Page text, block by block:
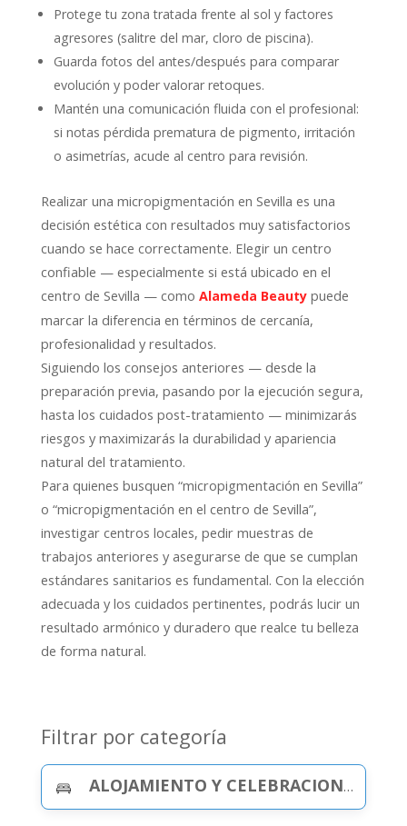
Protege tu zona tratada frente al sol y factores
agresores (salitre del mar, cloro de piscina).
Guarda fotos del antes/después para comparar
evolución y poder valorar retoques.
Mantén una comunicación fluida con el profesional:
si notas pérdida prematura de pigmento, irritación
o asimetrías, acude al centro para revisión.
Realizar una micropigmentación en Sevilla es una
decisión estética con resultados muy satisfactorios
cuando se hace correctamente. Elegir un centro
confiable — especialmente si está ubicado en el
centro de Sevilla — como Alameda Beautypuede
marcar la diferencia en términos de cercanía,
profesionalidad y resultados.
Siguiendo los consejos anteriores — desde la
preparación previa, pasando por la ejecución segura,
hasta los cuidados post-tratamiento — minimizarás
riesgos y maximizarás la durabilidad y apariencia
natural del tratamiento.
Para quienes busquen “micropigmentación en Sevilla”
o “micropigmentación en el centro de Sevilla”,
investigar centros locales, pedir muestras de
trabajos anteriores y asegurarse de que se cumplan
estándares sanitarios es fundamental. Con la elección
adecuada y los cuidados pertinentes, podrás lucir un
resultado armónico y duradero que realce tu belleza
de forma natural.
Filtrar por categoría
ALOJAMIENTO Y CELEBRACIONES